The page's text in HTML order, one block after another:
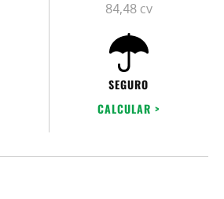
84,48 cv
SEGURO
CALCULAR >